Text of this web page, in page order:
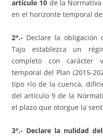
artículo 10 de la
en el horizonte temporal
2°.- Declare la
Tajo establezca un
completo con carácter
temporal del Plan (2015-
tipo río de la cuenca,
del artículo 9 de la
el plazo que otorgue la
3°.- Declare la nulidad